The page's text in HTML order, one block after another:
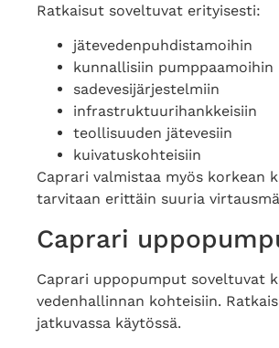
Ratkaisut soveltuvat erityisesti:
jätevedenpuhdistamoihin
kunnallisiin pumppaamoihin
sadevesijärjestelmiin
infrastruktuurihankkeisiin
teollisuuden jätevesiin
kuivatuskohteisiin
Caprari valmistaa myös korkean
tarvitaan erittäin suuria
Caprari
Caprari uppopumput soveltuvat
vedenhallinnan kohteisiin.
jatkuvassa käytössä.